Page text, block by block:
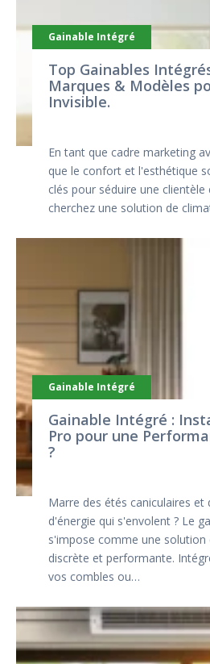
Gainable Intégré
Top Gainables
Marques & Modèles
Invisible.
En tant que cadre marketing
que le confort et l'esthétique
clés pour séduire une clientèle
cherchez une solution de
Gainable Intégré
Gainable Intégré :
Pro pour une
?
Marre des étés caniculaires et
d'énergie qui s'envolent ? Le
s'impose comme une solution
discrète et performante.
vos combles ou…